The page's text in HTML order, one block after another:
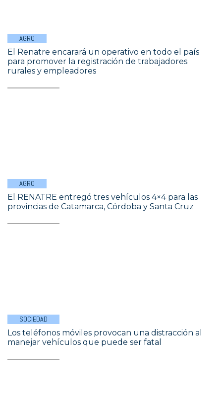
AGRO
El Renatre encarará un operativo en todo el país
para promover la registración de trabajadores
rurales y empleadores
AGRO
El RENATRE entregó tres vehículos 4×4 para las
provincias de Catamarca, Córdoba y Santa Cruz
SOCIEDAD
Los teléfonos móviles provocan una distracción al
manejar vehículos que puede ser fatal